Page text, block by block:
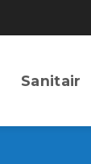
Sanitair